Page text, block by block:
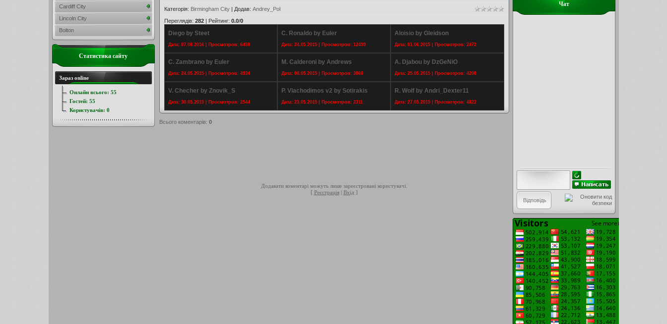
Категорія: Birmingham City| Додав: Andrey_Pol
Переглядів: 282| Рейтинг: 0.0/0
Diego by Steet
Дата: 07.08.2016 | Просмотров: 6458
C. Ronaldo by Euler
Дата: 24.05.2015 | Просмотров: 12459
Aloisio by Gleidson
Дата: 01.06.2015 | Просмотров: 2472
C. Zambrano by Euler
Дата: 24.05.2015 | Просмотров: 4934
M. Calderoni by Andrews
Дата: 08.05.2015 | Просмотров: 3060
A. Djabou by DzGeNiO
Дата: 25.05.2015 | Просмотров: 4208
V. Checher by Znovik_S
Дата: 30.05.2015 | Просмотров: 2544
P. Vlachodimos v2 by Sotirakis
Дата: 23.05.2015 | Просмотров: 2311
R. Wolf by Andri_Dexter11
Дата: 27.05.2015 | Просмотров: 4822
Всього коментарів: 0
Додавати коментарі можуть лише зареєстровані користувачі.
[ Реєстрація| Вхід ]
Чат
Cardiff City
Lincoln City
Bolton
Статистика сайту
Зараз online
Онлайн всього: 55
Гостей: 55
Користувачів: 0